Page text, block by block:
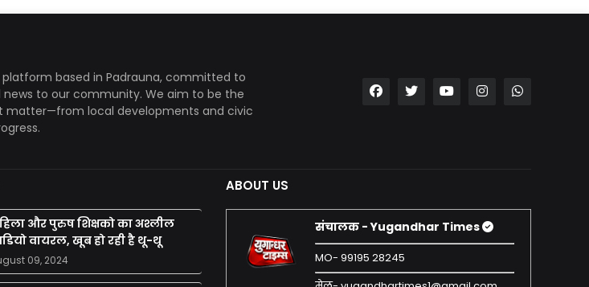
based in Padrauna, committed to
to our community. We aim to be the
matter—from local developments and civic
और पुरुष शिक्षको का अश्लील
वायरल, खूब हो रही है थू-थू
09, 2024
ABOUT US
संचालक - Yugandhar Times
MO- 99195 28245